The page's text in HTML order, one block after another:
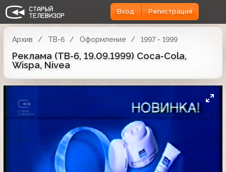
Вход Регистрация
Архив ТВ-6 Оформление 1997 - 1999
Реклама (ТВ-6, 19.09.1999) Coca-Cola,
Wispa, Nivea